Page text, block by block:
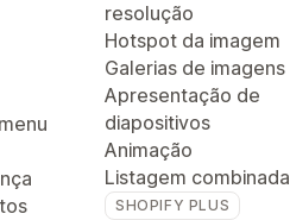
resolução
Hotspot da imagem
Galerias de imagens
Apresentação de
diapositivos
Animação
Listagem combinada
SHOPIFY PLUS